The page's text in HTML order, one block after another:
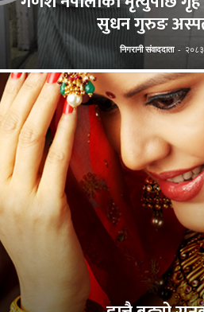
सुधन गुरुङ
निगरानी संवाददाता -